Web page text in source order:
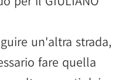
un'altra strada,
fare quella